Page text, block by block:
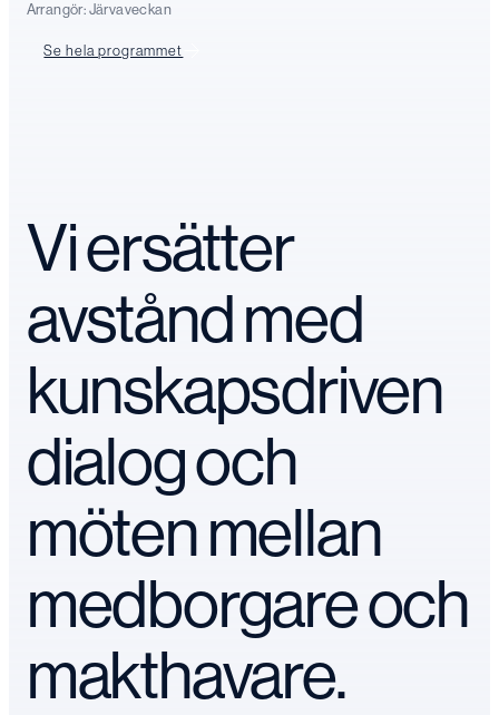
Arrangör: Järvaveckan
Se hela programmet
Vi ersätter
avstånd med
kunskapsdriven
dialog och
möten mellan
medborgare och
makthavare.